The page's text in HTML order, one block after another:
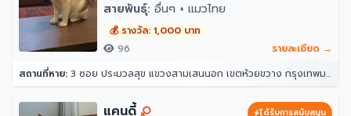
สายพันธุ์: อื่นๆ + แมวไทย
💰 รางวัล: 1,000 บาท
96
รายละเอียด →
สถานที่หาย: 3 ซอย ประมวลสุข แขวงสามเสนนอก เขตห้วยขวาง กรุงเทพมหานคร 10320
แคนดี้ ได้รับการสนับสนุน